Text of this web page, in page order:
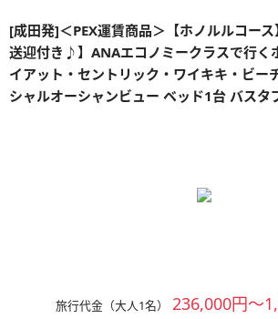
[成田発]＜PEX運賃商品＞【ホノルルコー
送迎付き♪】ANAエコノミークラスで行く
イアット・セントリック・ワイキキ・ビー
シャルオーシャンビュー ベッド1台 バスタ
旅行代金（大人1名） 236,000円～